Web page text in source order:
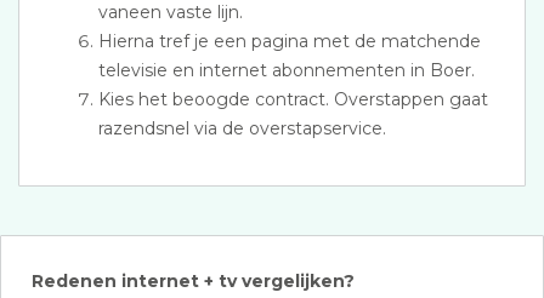
vaneen vaste lijn.
Hierna tref je een pagina met de matchende
televisie en internet abonnementen in Boer.
Kies het beoogde contract. Overstappen gaat
razendsnel via de overstapservice.
Redenen internet + tv vergelijken?